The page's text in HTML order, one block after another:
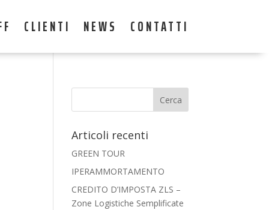
CLIENTI NEWS CONTATTI
Articoli recenti
GREEN TOUR
IPERAMMORTAMENTO
CREDITO D’IMPOSTA ZLS –
Zone Logistiche Semplificate